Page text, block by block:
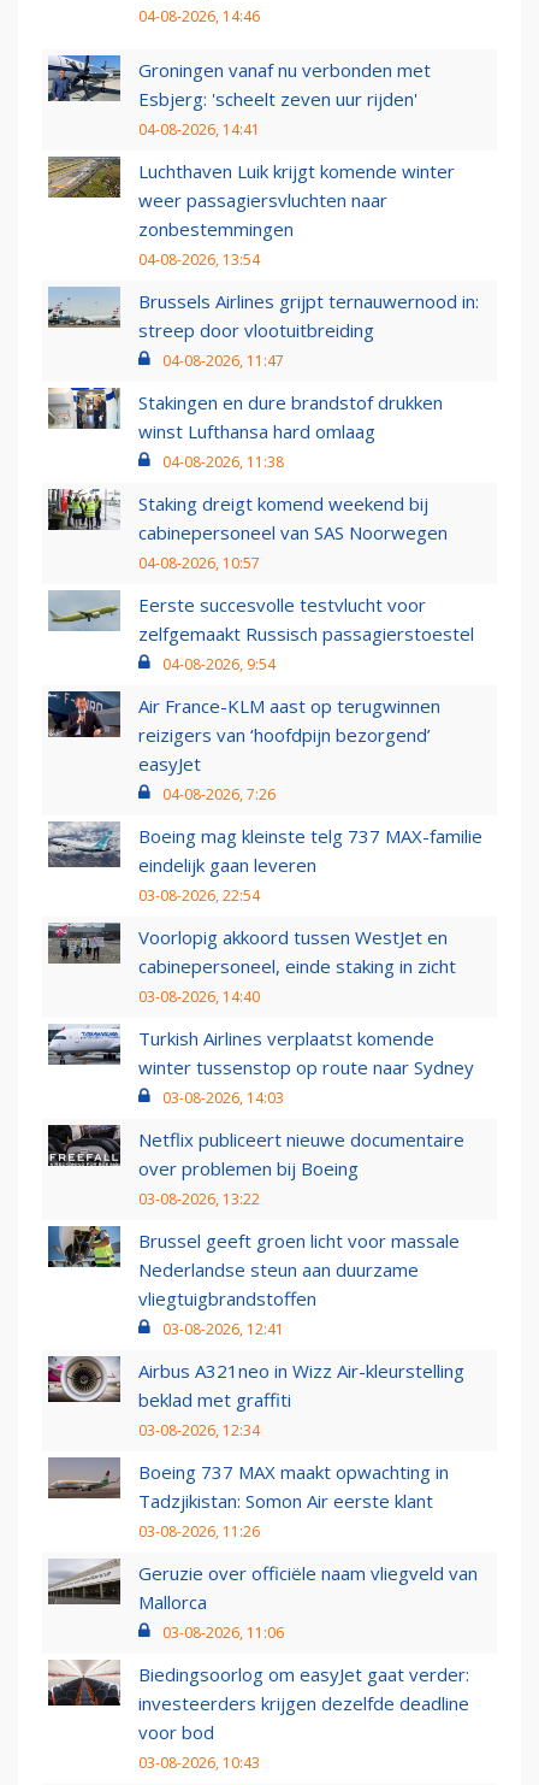
04-08-2026, 14:46
Groningen vanaf nu verbonden met
Esbjerg: 'scheelt zeven uur rijden'
04-08-2026, 14:41
Luchthaven Luik krijgt komende winter
weer passagiersvluchten naar
zonbestemmingen
04-08-2026, 13:54
Brussels Airlines grijpt ternauwernood in:
streep door vlootuitbreiding
04-08-2026, 11:47
Stakingen en dure brandstof drukken
winst Lufthansa hard omlaag
04-08-2026, 11:38
Staking dreigt komend weekend bij
cabinepersoneel van SAS Noorwegen
04-08-2026, 10:57
Eerste succesvolle testvlucht voor
zelfgemaakt Russisch passagierstoestel
04-08-2026, 9:54
Air France-KLM aast op terugwinnen
reizigers van ‘hoofdpijn bezorgend’
easyJet
04-08-2026, 7:26
Boeing mag kleinste telg 737 MAX-familie
eindelijk gaan leveren
03-08-2026, 22:54
Voorlopig akkoord tussen WestJet en
cabinepersoneel, einde staking in zicht
03-08-2026, 14:40
Turkish Airlines verplaatst komende
winter tussenstop op route naar Sydney
03-08-2026, 14:03
Netflix publiceert nieuwe documentaire
over problemen bij Boeing
03-08-2026, 13:22
Brussel geeft groen licht voor massale
Nederlandse steun aan duurzame
vliegtuigbrandstoffen
03-08-2026, 12:41
Airbus A321neo in Wizz Air-kleurstelling
beklad met graffiti
03-08-2026, 12:34
Boeing 737 MAX maakt opwachting in
Tadzjikistan: Somon Air eerste klant
03-08-2026, 11:26
Geruzie over officiële naam vliegveld van
Mallorca
03-08-2026, 11:06
Biedingsoorlog om easyJet gaat verder:
investeerders krijgen dezelfde deadline
voor bod
03-08-2026, 10:43